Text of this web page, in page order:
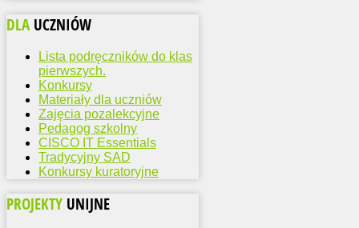
DLA UCZNIÓW
Lista podręczników do klas
pierwszych.
Konkursy
Materiały dla uczniów
Zajęcia pozalekcyjne
Pedagog szkolny
CISCO IT Essentials
Tradycyjny SAD
Konkursy kuratoryjne
PROJEKTY UNIJNE